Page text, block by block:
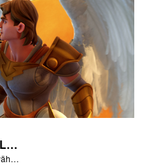
Michael kämpft gegen Luzifer während der Rebellion im Himmel.
Michael kämpft gegen Luzifer während der Rebellion im Himmel.